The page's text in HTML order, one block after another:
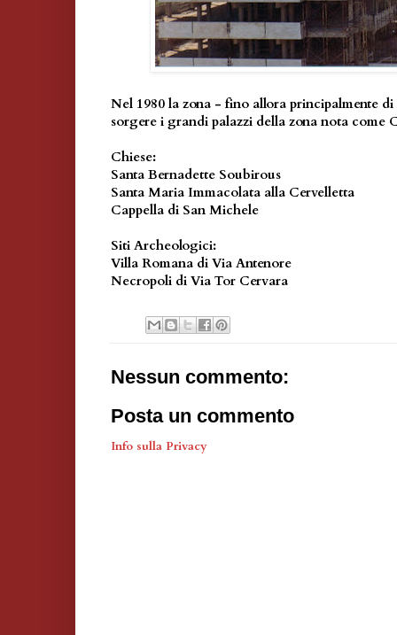
Nel 1980 la zona - fino allora principalmente
sorgere i grandi palazzi della zona nota come
Chiese:
Santa Bernadette Soubirous
Santa Maria Immacolata alla Cervelletta
Cappella di San Michele
Siti Archeologici:
Villa Romana di Via Antenore
Necropoli di Via Tor Cervara
Nessun commento:
Posta un commento
Info sulla Privacy